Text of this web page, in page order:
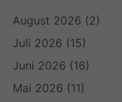
August 2026 (2)
Juli 2026 (15)
Juni 2026 (16)
Mai 2026 (11)